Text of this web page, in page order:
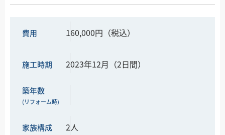
費用 160,000円（税込）
施工時期 2023年12月（2日間）
築年数
(リフォーム時)
家族構成 2人